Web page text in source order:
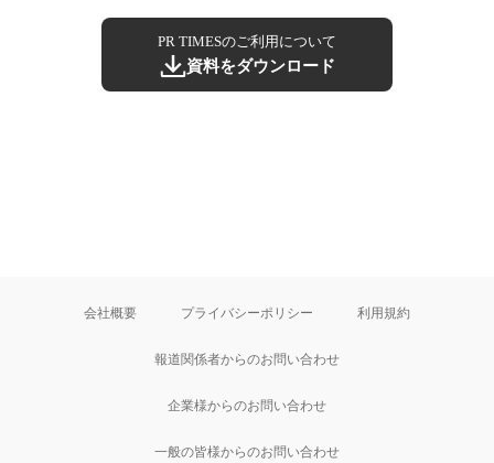
PR TIMESのご利用について
資料をダウンロード
会社概要 プライバシーポリシー 利用規約
報道関係者からのお問い合わせ
企業様からのお問い合わせ
一般の皆様からのお問い合わせ